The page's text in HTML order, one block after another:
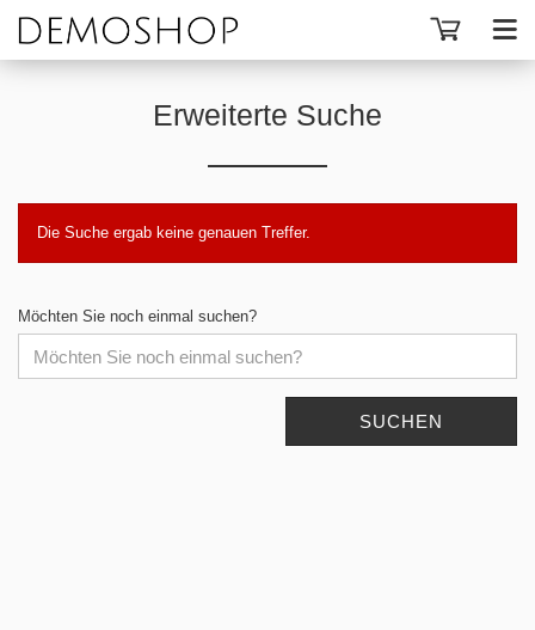
Erweiterte Suche
Die Suche ergab keine genauen Treffer.
Möchten Sie noch einmal suchen?
SUCHEN